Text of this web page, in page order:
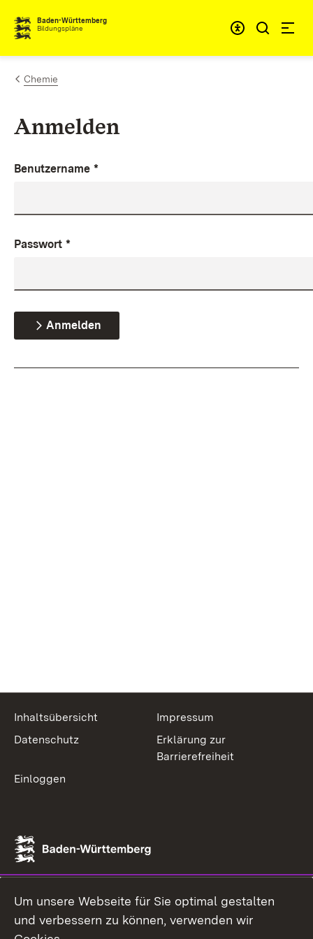
Zum Inhalt springen
Baden-Württemberg
Bildungspläne
Chemie
Anmelden
Benutzername *
Passwort *
Anmelden
Inhaltsübersicht
Impressum
Datenschutz
Erklärung zur
Barrierefreiheit
Einloggen
Um unsere Webseite für Sie optimal gestalten
und verbessern zu können, verwenden wir